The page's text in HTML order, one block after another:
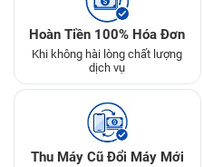
Hoàn Tiền 100% Hóa Đơn
Khi không hài lòng chất lượng
dịch vụ
Thu Máy Cũ Đổi Máy Mới